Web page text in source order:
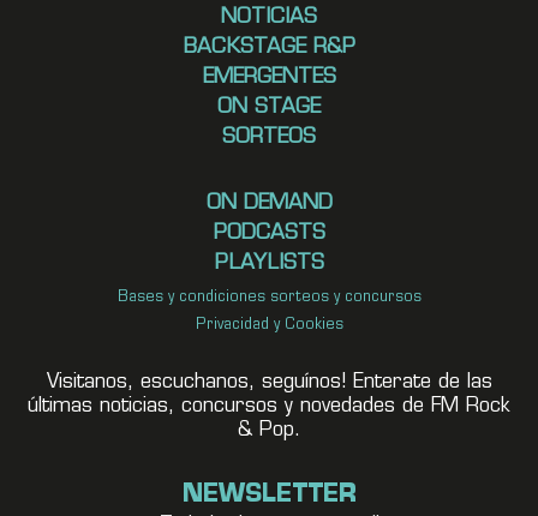
NOTICIAS
BACKSTAGE R&P
EMERGENTES
ON STAGE
SORTEOS
ON DEMAND
PODCASTS
PLAYLISTS
Bases y condiciones sorteos y concursos
Privacidad y Cookies
Visitanos, escuchanos, seguínos! Enterate de las
últimas noticias, concursos y novedades de FM Rock
& Pop.
NEWSLETTER